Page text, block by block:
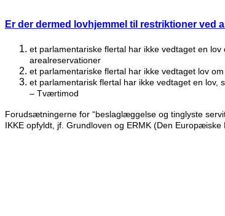
Er der dermed lovhjemmel til restriktioner ved
et parlamentariske flertal har ikke vedtaget en
arealreservationer
et parlamentariske flertal har ikke vedtaget lov
et parlamentarisk flertal har ikke vedtaget en lov,
– Tværtimod
Forudsætningerne for “beslaglæggelse og tinglyste
IKKE opfyldt, jf. Grundloven og ERMK (Den Europæiske